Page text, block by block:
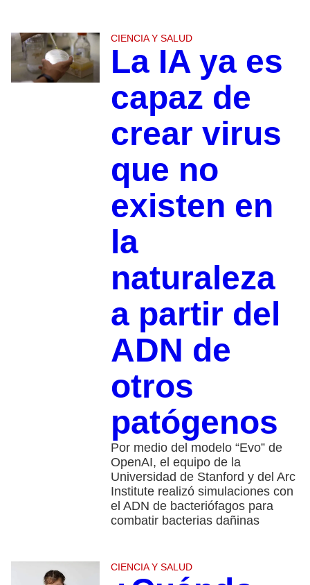
CIENCIA Y SALUD
La IA ya es
capaz de
crear virus
que no
existen en
la
naturaleza
a partir del
ADN de
otros
patógenos
Por medio del modelo “Evo” de
OpenAI, el equipo de la
Universidad de Stanford y del Arc
Institute realizó simulaciones con
el ADN de bacteriófagos para
combatir bacterias dañinas
CIENCIA Y SALUD